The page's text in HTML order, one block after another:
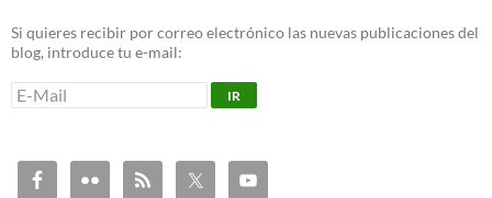
Si quieres recibir por correo electrónico las nuevas publicaciones del
blog, introduce tu e-mail: